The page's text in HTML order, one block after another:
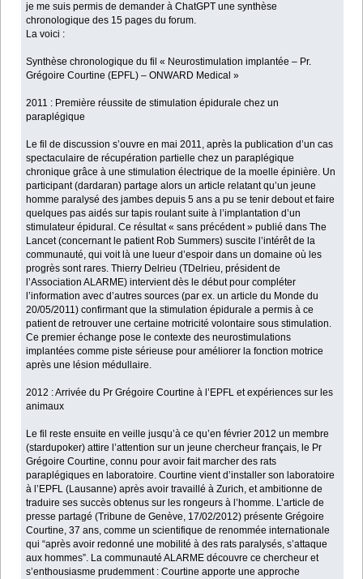
je me suis permis de demander à ChatGPT une synthèse
chronologique des 15 pages du forum.
La voici :
Synthèse chronologique du fil « Neurostimulation implantée – Pr.
Grégoire Courtine (EPFL) – ONWARD Medical »
2011 : Première réussite de stimulation épidurale chez un
paraplégique
Le fil de discussion s’ouvre en mai 2011, après la publication d’un cas
spectaculaire de récupération partielle chez un paraplégique
chronique grâce à une stimulation électrique de la moelle épinière. Un
participant (dardaran) partage alors un article relatant qu’un jeune
homme paralysé des jambes depuis 5 ans a pu se tenir debout et faire
quelques pas aidés sur tapis roulant suite à l’implantation d’un
stimulateur épidural. Ce résultat « sans précédent » publié dans The
Lancet (concernant le patient Rob Summers) suscite l’intérêt de la
communauté, qui voit là une lueur d’espoir dans un domaine où les
progrès sont rares. Thierry Delrieu (TDelrieu, président de
l’Association ALARME) intervient dès le début pour compléter
l’information avec d’autres sources (par ex. un article du Monde du
20/05/2011) confirmant que la stimulation épidurale a permis à ce
patient de retrouver une certaine motricité volontaire sous stimulation.
Ce premier échange pose le contexte des neurostimulations
implantées comme piste sérieuse pour améliorer la fonction motrice
après une lésion médullaire.
2012 : Arrivée du Pr Grégoire Courtine à l’EPFL et expériences sur les
animaux
Le fil reste ensuite en veille jusqu’à ce qu’en février 2012 un membre
(stardupoker) attire l’attention sur un jeune chercheur français, le Pr
Grégoire Courtine, connu pour avoir fait marcher des rats
paraplégiques en laboratoire. Courtine vient d’installer son laboratoire
à l’EPFL (Lausanne) après avoir travaillé à Zurich, et ambitionne de
traduire ses succès obtenus sur les rongeurs à l’homme. L’article de
presse partagé (Tribune de Genève, 17/02/2012) présente Grégoire
Courtine, 37 ans, comme un scientifique de renommée internationale
qui “après avoir redonné une mobilité à des rats paralysés, s’attaque
aux hommes”. La communauté ALARME découvre ce chercheur et
s’enthousiasme prudemment : Courtine apporte une approche